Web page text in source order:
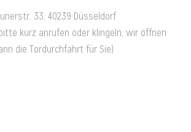
33, 40239 Düsseldorf
kurz anrufen oder klingeln, wir öffnen
die Tordurchfahrt für Sie)